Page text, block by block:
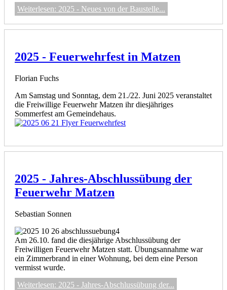
Weiterlesen: 2025 - Neues von der Baustelle...
2025 - Feuerwehrfest in Matzen
Florian Fuchs
Am Samstag und Sonntag, dem 21./22. Juni 2025 veranstaltet
die Freiwillige Feuerwehr Matzen ihr diesjähriges
Sommerfest am Gemeindehaus.
2025 - Jahres-Abschlussübung der
Feuerwehr Matzen
Sebastian Sonnen
Am 26.10. fand die diesjährige Abschlussübung der
Freiwilligen Feuerwehr Matzen statt. Übungsannahme war
ein Zimmerbrand in einer Wohnung, bei dem eine Person
vermisst wurde.
Weiterlesen: 2025 - Jahres-Abschlussübung der...